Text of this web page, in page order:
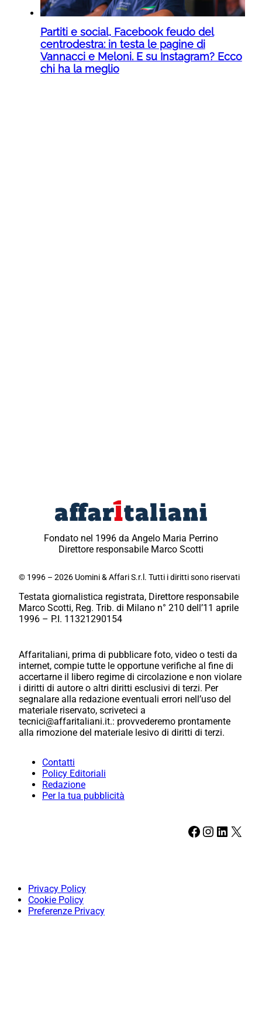
Partiti e social, Facebook feudo del
centrodestra: in testa le pagine di
Vannacci e Meloni. E su Instagram? Ecco
chi ha la meglio
Fondato nel 1996 da Angelo Maria Perrino
Direttore responsabile Marco Scotti
© 1996 – 2026 Uomini & Affari S.r.l. Tutti i diritti sono riservati
Testata giornalistica registrata, Direttore responsabile
Marco Scotti, Reg. Trib. di Milano n° 210 dell’11 aprile
1996 – P.I. 11321290154
Affaritaliani, prima di pubblicare foto, video o testi da
internet, compie tutte le opportune verifiche al fine di
accertarne il libero regime di circolazione e non violare
i diritti di autore o altri diritti esclusivi di terzi. Per
segnalare alla redazione eventuali errori nell’uso del
materiale riservato, scriveteci a
tecnici@affaritaliani.it.: provvederemo prontamente
alla rimozione del materiale lesivo di diritti di terzi.
Contatti
Policy Editoriali
Redazione
Per la tua pubblicità
Facebook Instagram LinkedIn X
Privacy Policy
Cookie Policy
Preferenze Privacy